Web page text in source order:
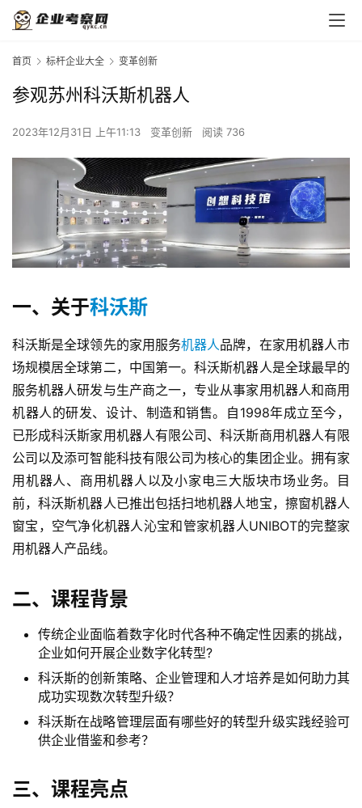
首页 标杆企业大全 变革创新
参观苏州科沃斯机器人
2023年12月31日 上午11:13 变革创新 阅读 736
一、关于科沃斯
科沃斯是全球领先的家用服务机器人品牌，在家用机器人市
场规模居全球第二，中国第一。科沃斯机器人是全球最早的
服务机器人研发与生产商之一，专业从事家用机器人和商用
机器人的研发、设计、制造和销售。自1998年成立至今，
已形成科沃斯家用机器人有限公司、科沃斯商用机器人有限
公司以及添可智能科技有限公司为核心的集团企业。拥有家
用机器人、商用机器人以及小家电三大版块市场业务。目
前，科沃斯机器人已推出包括扫地机器人地宝，擦窗机器人
窗宝，空气净化机器人沁宝和管家机器人UNIBOT的完整家
用机器人产品线。
二、课程背景
传统企业面临着数字化时代各种不确定性因素的挑战，
企业如何开展企业数字化转型?
科沃斯的创新策略、企业管理和人才培养是如何助力其
成功实现数次转型升级？
科沃斯在战略管理层面有哪些好的转型升级实践经验可
供企业借鉴和参考？
三、课程亮点